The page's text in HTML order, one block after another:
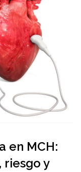
en MCH:
riesgo y